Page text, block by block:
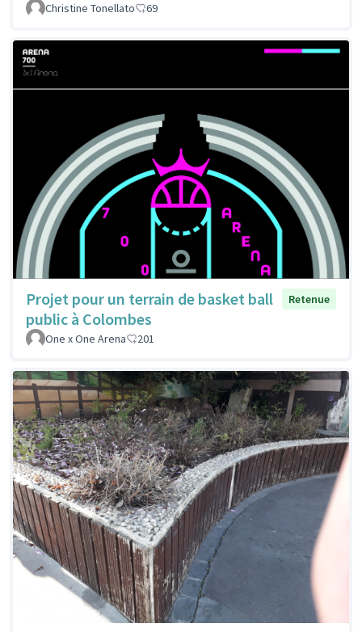
Christine Tonellato 69
Projet pour un terrain de basket ball
public à Colombes
Retenue
One x One Arena 201